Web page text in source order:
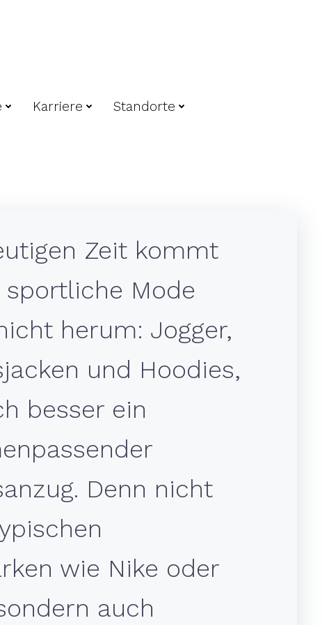
Karriere Standorte
Zeit kommt
Mode
herum: Jogger,
und Hoodies,
besser ein
Denn nicht
wie Nike oder
auch